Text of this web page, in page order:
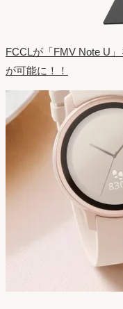
FCCLが「FMV Note U
が可能に！！